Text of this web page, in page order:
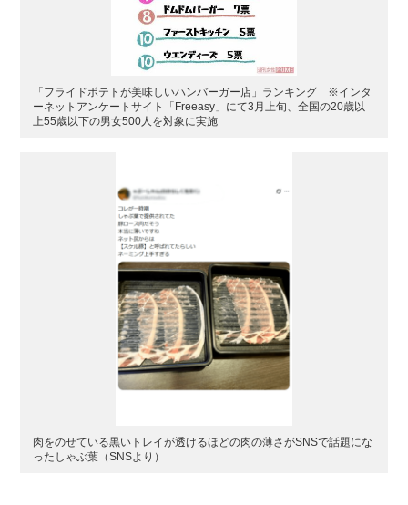
「フライドポテトが美味しいハンバーガー店」ランキング ※インタ
ーネットアンケートサイト「Freeasy」にて3月上旬、全国の20歳以
上55歳以下の男女500人を対象に実施
肉をのせている黒いトレイが透けるほどの肉の薄さがSNSで話題にな
ったしゃぶ葉（SNSより）